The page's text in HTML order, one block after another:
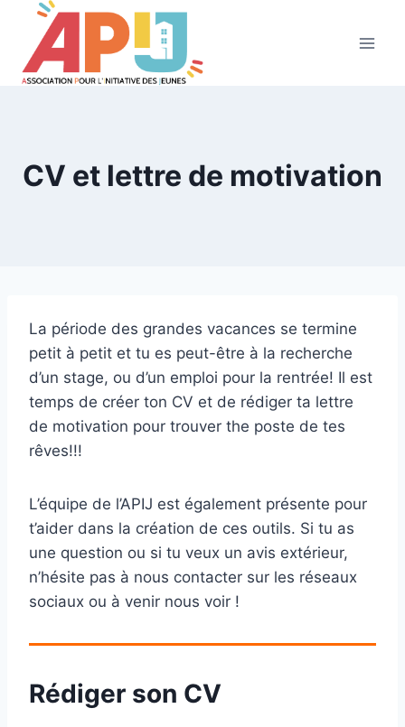
contenu
CV et lettre de motivation
La période des grandes vacances se termine
petit à petit et tu es peut-être à la recherche
d’un stage, ou d’un emploi pour la rentrée! Il est
temps de créer ton CV et de rédiger ta lettre
de motivation pour trouver the poste de tes
rêves!!!
L’équipe de l’APIJ est également présente pour
t’aider dans la création de ces outils. Si tu as
une question ou si tu veux un avis extérieur,
n’hésite pas à nous contacter sur les réseaux
sociaux ou à venir nous voir !
Rédiger son CV